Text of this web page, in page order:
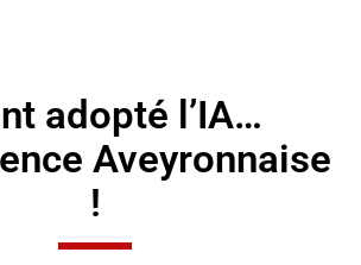
adopté l’IA…
Aveyronnaise
!